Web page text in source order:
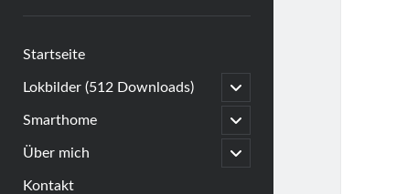
Startseite
Lokbilder (512 Downloads)
open
child
menu
Smarthome
open
child
menu
Über mich
open
child
Kontakt